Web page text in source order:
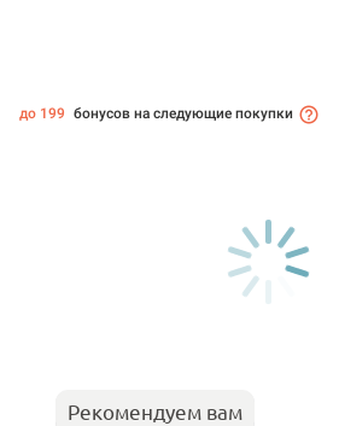
до 199 бонусов на следующие покупки
Рекомендуем вам